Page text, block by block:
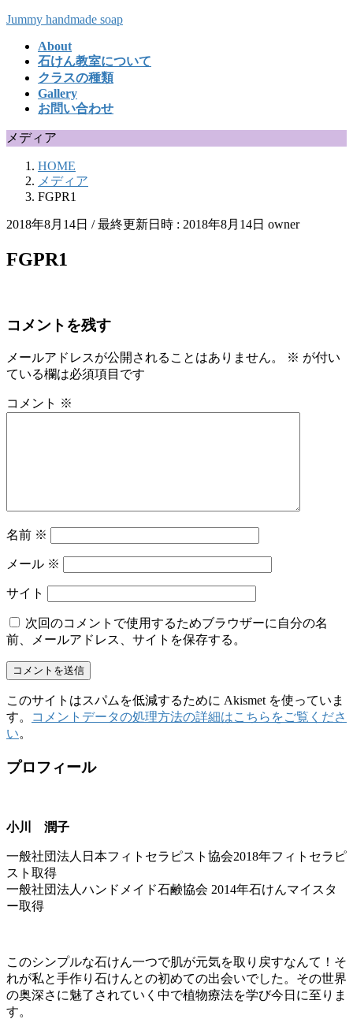
コ
キ
ナ
に
Jummy handmade soap
About
石けん教室について
クラスの種類
Gallery
お問い合わせ
メディア
HOME
メディア
FGPR1
2018年8月14日 / 最終更新日時 : 2018年8月14日 owner
FGPR1
コメントを残す
メールアドレスが公開されることはありません。 ※ が付い
ている欄は必須項目です
コメント ※
名前 ※
メール ※
サイト
次回のコメントで使用するためブラウザーに自分の名
前、メールアドレス、サイトを保存する。
このサイトはスパムを低減するために Akismet を使っていま
す。
コメントデータの処理方法の詳細はこちらをご覧くださ
い。
プロフィール
小川 潤子
一般社団法人日本フィトセラピスト協会2018年フィトセラピ
スト取得
一般社団法人ハンドメイド石鹸協会 2014年石けんマイスタ
ー取得
このシンプルな石けん一つで肌が元気を取り戻すなんて！そ
れが私と手作り石けんとの初めての出会いでした。その世界
の奥深さに魅了されていく中で植物療法を学び今日に至りま
す。